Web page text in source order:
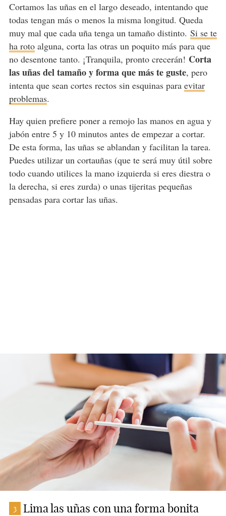
Cortamos las uñas en el largo deseado, intentando que
todas tengan más o menos la misma longitud. Queda
muy mal que cada uña tenga un tamaño distinto. Si se te
ha rotoalguna, corta las otras un poquito más para que
no desentone tanto. ¡Tranquila, pronto crecerán! Corta
las uñas del tamaño y forma que más te guste, pero
intenta que sean cortes rectos sin esquinas para evitar
problemas.
Hay quien prefiere poner a remojo las manos en agua y
jabón entre 5 y 10 minutos antes de empezar a cortar.
De esta forma, las uñas se ablandan y facilitan la tarea.
Puedes utilizar un cortauñas (que te será muy útil sobre
todo cuando utilices la mano izquierda si eres diestra o
la derecha, si eres zurda) o unas tijeritas pequeñas
pensadas para cortar las uñas.
3 Lima las uñas con una forma bonita